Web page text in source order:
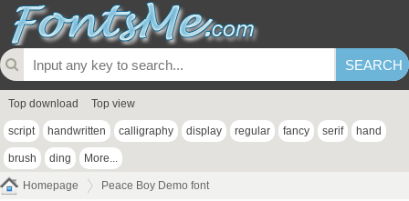
Top download Top view
script handwritten calligraphy display regular fancy serif hand
brush ding More...
Homepage Peace Boy Demo font